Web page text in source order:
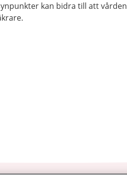
kan bidra till att vården